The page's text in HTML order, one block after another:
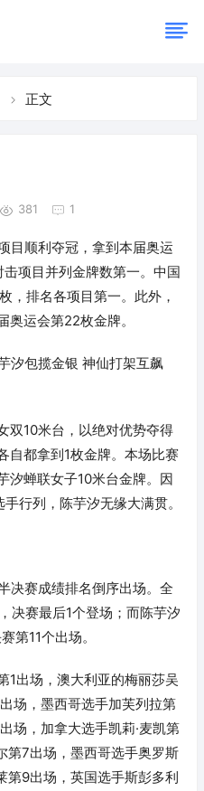
正文
381 1
目顺利夺冠，拿到本届奥运
项目并列金牌数第一。中国
，排名各项目第一。此外，
运会第22枚金牌。
汐包揽金银 神仙打架互飙
双10米台，以绝对优势夺得
自都拿到1枚金牌。本场比赛
汐蝉联女子10米台金牌。因
行列，陈芋汐无缘大满贯。
决赛成绩排名倒序出场。全
决赛最后1个登场；而陈芋汐
第11个出场。
1出场，澳大利亚的梅丽莎吴
场，墨西哥选手加芙列拉第
场，加拿大选手凯莉·麦凯第
第7出场，墨西哥选手奥罗斯
第9出场，英国选手斯彭多利